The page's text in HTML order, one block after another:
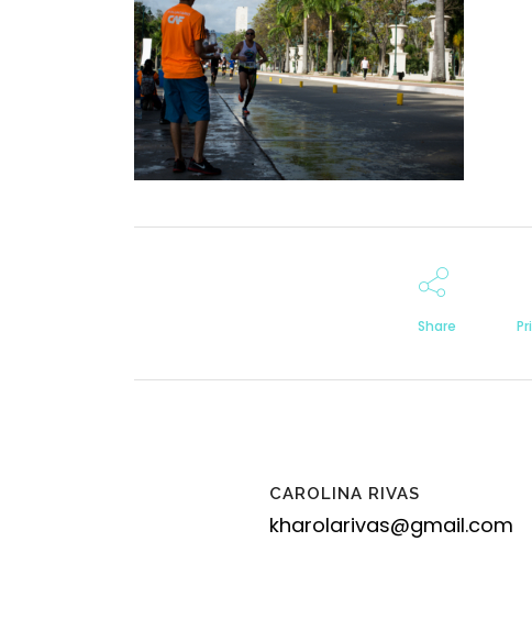
Share
CAROLINA RIVAS
kharolarivas@gmail.com